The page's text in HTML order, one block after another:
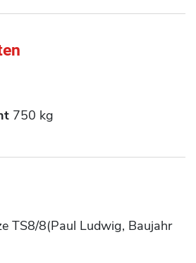
750 kg
TS8/8(Paul Ludwig, Baujahr